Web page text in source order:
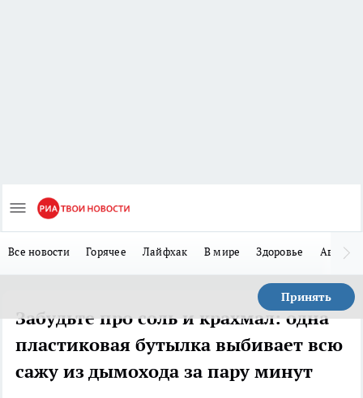
Все новости Горячее Лайфхак В мире Здоровье Авто
Принять
Забудьте про соль и крахмал: одна
пластиковая бутылка выбивает всю
сажу из дымохода за пару минут